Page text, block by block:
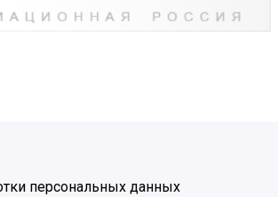
персональных данных